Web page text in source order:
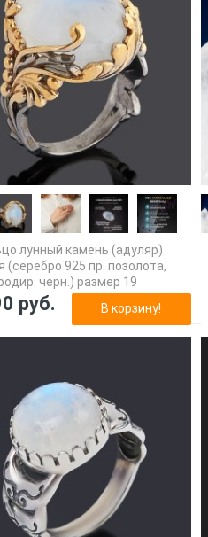
лунный камень (адуляр)
(серебро 925 пр. позолота,
черн.) размер 19
руб. В корзину!